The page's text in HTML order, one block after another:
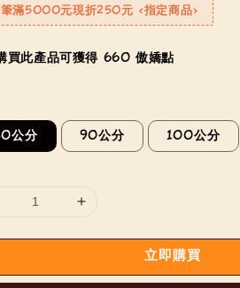
滿5000元現折250元 <指定商品>
買此產品可獲得 660 傲嬌點
公分 90公分 100公分
立即購買